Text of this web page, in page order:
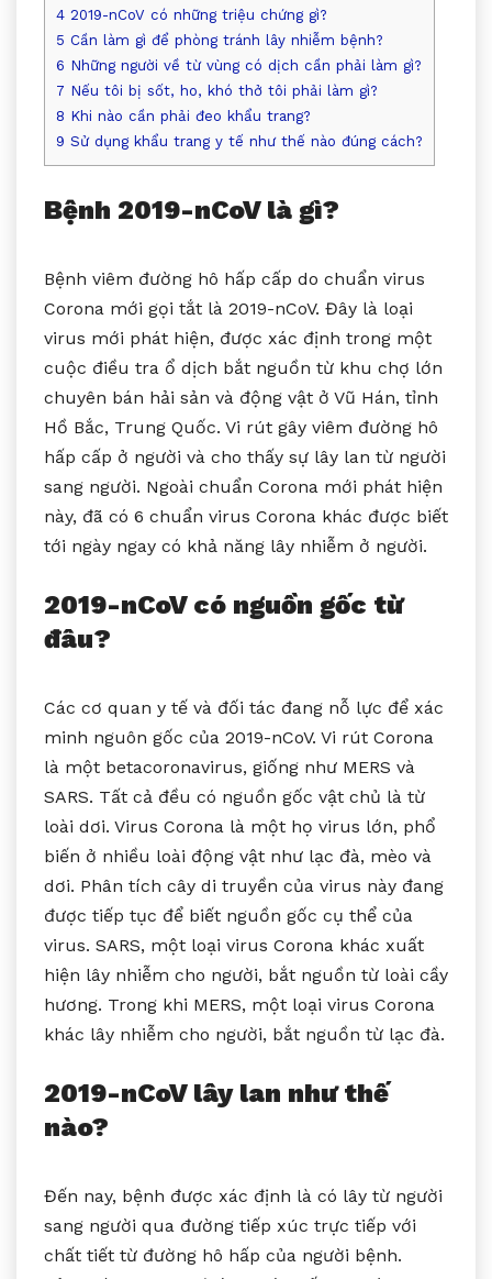
4 2019-nCoV có những triệu chứng gì?
5 Cần làm gì để phòng tránh lây nhiễm bệnh?
6 Những người về từ vùng có dịch cần phải làm gì?
7 Nếu tôi bị sốt, ho, khó thở tôi phải làm gì?
8 Khi nào cần phải đeo khẩu trang?
9 Sử dụng khẩu trang y tế như thế nào đúng cách?
Bệnh 2019-nCoV là gì?
Bệnh viêm đường hô hấp cấp do chuẩn virus
Corona mới gọi tắt là 2019-nCoV. Đây là loại
virus mới phát hiện, được xác định trong một
cuộc điều tra ổ dịch bắt nguồn từ khu chợ lớn
chuyên bán hải sản và động vật ở Vũ Hán, tỉnh
Hồ Bắc, Trung Quốc. Vi rút gây viêm đường hô
hấp cấp ở người và cho thấy sự lây lan từ người
sang người. Ngoài chuẩn Corona mới phát hiện
này, đã có 6 chuẩn virus Corona khác được biết
tới ngày ngay có khả năng lây nhiễm ở người.
2019-nCoV có nguồn gốc từ
đâu?
Các cơ quan y tế và đối tác đang nỗ lực để xác
minh nguôn gốc của 2019-nCoV. Vi rút Corona
là một betacoronavirus, giống như MERS và
SARS. Tất cả đều có nguồn gốc vật chủ là từ
loài dơi. Virus Corona là một họ virus lớn, phổ
biến ở nhiều loài động vật như lạc đà, mèo và
dơi. Phân tích cây di truyền của virus này đang
được tiếp tục để biết nguồn gốc cụ thể của
virus. SARS, một loại virus Corona khác xuất
hiện lây nhiễm cho người, bắt nguồn từ loài cầy
hương. Trong khi MERS, một loại virus Corona
khác lây nhiễm cho người, bắt nguồn từ lạc đà.
2019-nCoV lây lan như thế
nào?
Đến nay, bệnh được xác định là có lây từ người
sang người qua đường tiếp xúc trực tiếp với
chất tiết từ đường hô hấp của người bệnh.